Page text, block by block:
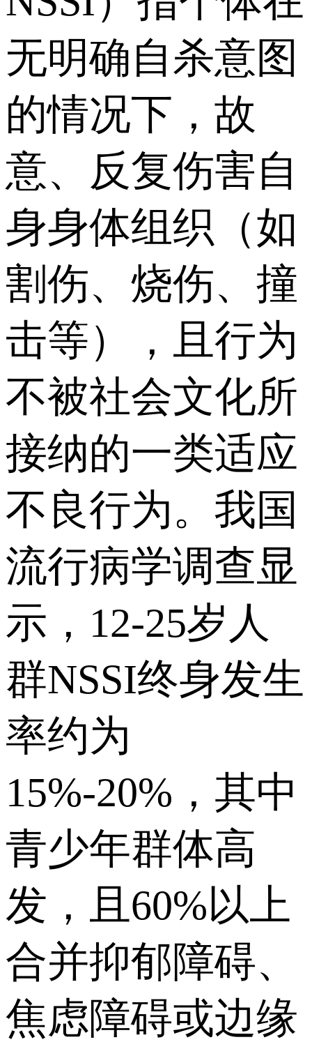
无明确自杀意图
的情况下，故
意、反复伤害自
身身体组织（如
割伤、烧伤、撞
击等），且行为
不被社会文化所
接纳的一类适应
不良行为。我国
流行病学调查显
示，12-25岁人
群NSSI终身发生
率约为
15%-20%，其中
青少年群体高
发，且60%以上
合并抑郁障碍、
焦虑障碍或边缘